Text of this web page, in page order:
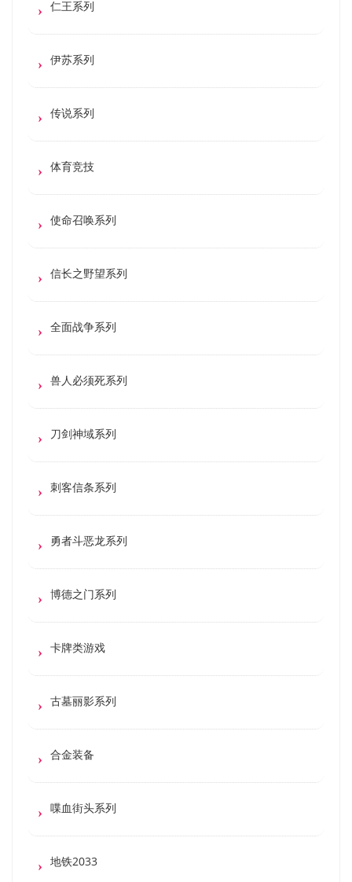
仁王系列
伊苏系列
传说系列
体育竞技
使命召唤系列
信长之野望系列
全面战争系列
兽人必须死系列
刀剑神域系列
刺客信条系列
勇者斗恶龙系列
博德之门系列
卡牌类游戏
古墓丽影系列
合金装备
喋血街头系列
地铁2033